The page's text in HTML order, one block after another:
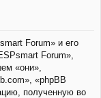
Forum» и его
Forum»,
«они»,
«phpBB
полученную во